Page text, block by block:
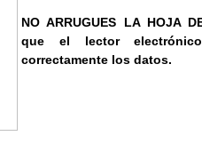
NO ARRUGUES LA HOJA
que el lector
correctamente los datos.